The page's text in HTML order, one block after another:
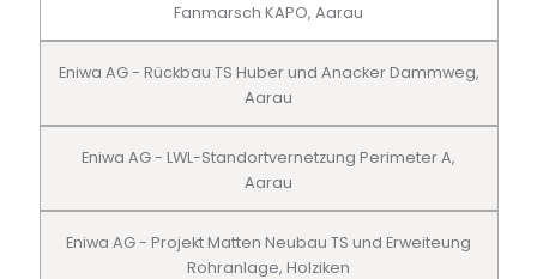
Fanmarsch KAPO, Aarau
Eniwa AG - Rückbau TS Huber und Anacker Dammweg,
Aarau
Eniwa AG - LWL-Standortvernetzung Perimeter A,
Aarau
Eniwa AG - Projekt Matten Neubau TS und Erweiteung
Rohranlage, Holziken